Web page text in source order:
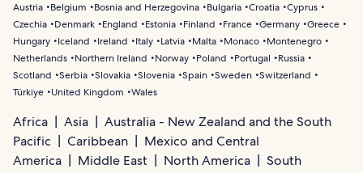
Austria Belgium Bosnia and Herzegovina Bulgaria Croatia Cyprus
Czechia
Denmark England Estonia Finland France Germany Greece
Hungary
Iceland Ireland Italy Latvia Malta Monaco
Montenegro
Netherlands
Northern Ireland Norway Poland Portugal
Russia
Scotland
Serbia Slovakia Slovenia Spain Sweden Switzerland
Türkiye
United Kingdom Wales
Africa Asia
Australia - New Zealand and the South
Pacific
Caribbean
Mexico and Central
America
Middle East North America
South